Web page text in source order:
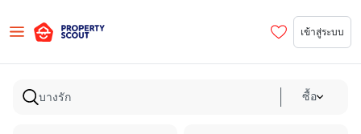
เข้าสู่ระบบ
ซื้อ